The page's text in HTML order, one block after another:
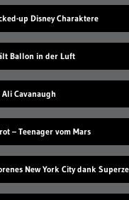
up Disney Charaktere
Ballon in der Luft
Cavanaugh
– Teenager vom Mars